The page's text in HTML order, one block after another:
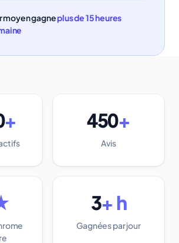
moyen gagneplus de 15 heures
+ 450+
Avis
3+ h
Gagnées par jour